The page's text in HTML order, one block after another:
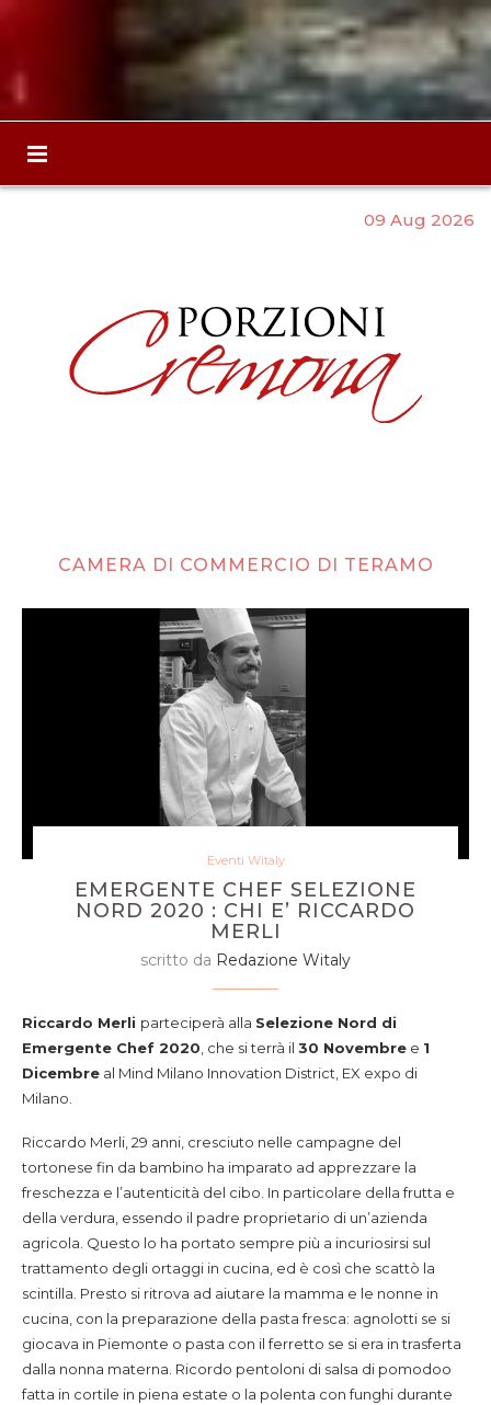
09 Aug 2026
CAMERA DI COMMERCIO DI TERAMO
Eventi Witaly
EMERGENTE CHEF SELEZIONE
NORD 2020 : CHI E’ RICCARDO
MERLI
scritto da Redazione Witaly
Riccardo Merli parteciperà alla Selezione Nord di
Emergente Chef 2020, che si terrà il 30 Novembre e 1
Dicembre al Mind Milano Innovation District, EX expo di
Milano.
Riccardo Merli, 29 anni, cresciuto nelle campagne del
tortonese fin da bambino ha imparato ad apprezzare la
freschezza e l’autenticità del cibo. In particolare della frutta e
della verdura, essendo il padre proprietario di un’azienda
agricola. Questo lo ha portato sempre più a incuriosirsi sul
trattamento degli ortaggi in cucina, ed è così che scattò la
scintilla. Presto si ritrova ad aiutare la mamma e le nonne in
cucina, con la preparazione della pasta fresca: agnolotti se si
giocava in Piemonte o pasta con il ferretto se si era in trasferta
dalla nonna materna. Ricordo pentoloni di salsa di pomodoo
fatta in cortile in piena estate o la polenta con funghi durante